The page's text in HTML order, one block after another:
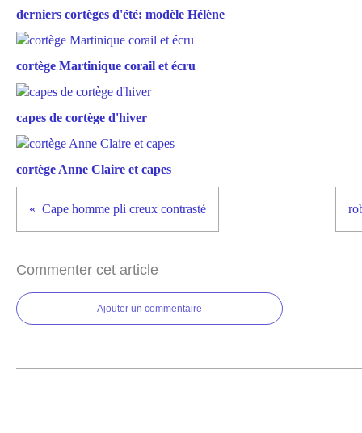
derniers cortèges d'été: modèle Hélène
cortège Martinique corail et écru
capes de cortège d'hiver
cortège Anne Claire et capes
Cape homme pli creux contrasté
Commenter cet article
Ajouter un commentaire